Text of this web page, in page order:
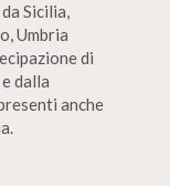
Sicilia,
Umbria
di
dalla
anche